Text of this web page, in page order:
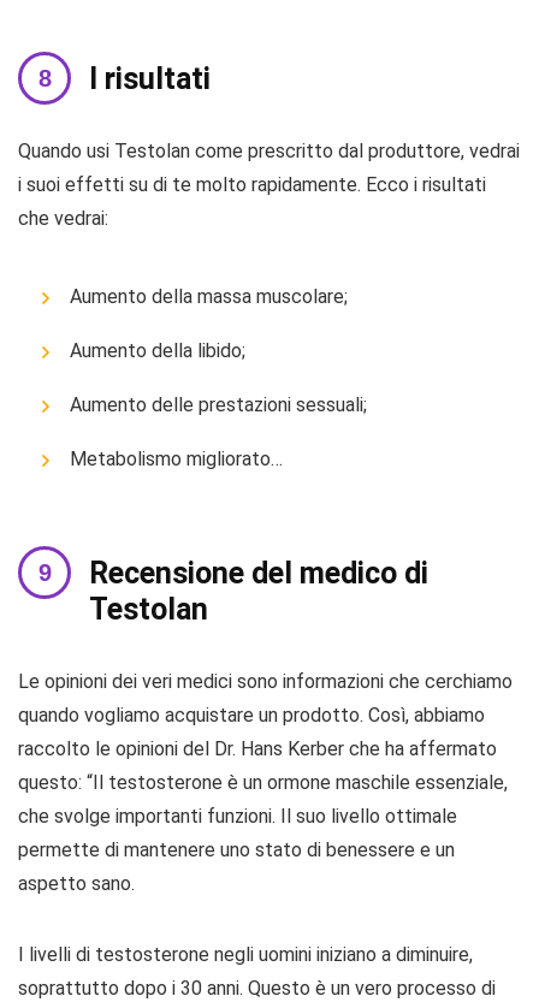
I risultati
Quando usi Testolan come prescritto dal produttore, vedrai
i suoi effetti su di te molto rapidamente. Ecco i risultati
che vedrai:
Aumento della massa muscolare;
Aumento della libido;
Aumento delle prestazioni sessuali;
Metabolismo migliorato…
Recensione del medico di
Testolan
Le opinioni dei veri medici sono informazioni che cerchiamo
quando vogliamo acquistare un prodotto. Così, abbiamo
raccolto le opinioni del Dr. Hans Kerber che ha affermato
questo: “Il testosterone è un ormone maschile essenziale,
che svolge importanti funzioni. Il suo livello ottimale
permette di mantenere uno stato di benessere e un
aspetto sano.
I livelli di testosterone negli uomini iniziano a diminuire,
soprattutto dopo i 30 anni. Questo è un vero processo di